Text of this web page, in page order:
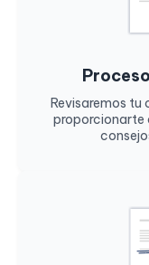
Revisaremos
proporcionarte